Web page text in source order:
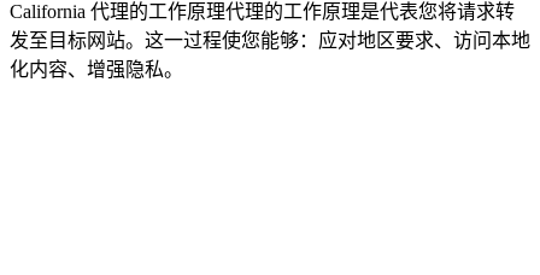
California 代理的工作原理代理的工作原理是代表您将请求转
发至目标网站。这一过程使您能够：应对地区要求、访问本地
化内容、增强隐私。